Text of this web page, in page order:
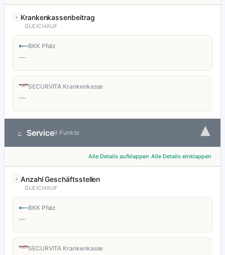
Krankenkassenbeitrag
GLEICHAUF
BKK Pfalz
—
SECURVITA Krankenkasse
—
⌂ Service9 Punkte ▾
Alle Details aufklappen Alle Details einklappen
Anzahl Geschäftsstellen
GLEICHAUF
BKK Pfalz
—
SECURVITA Krankenkasse